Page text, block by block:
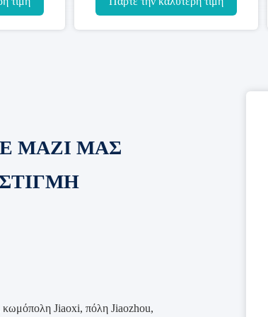
ΜΑΖΙ ΜΑΣ
Jiaoxi, πόλη Jiaozhou,